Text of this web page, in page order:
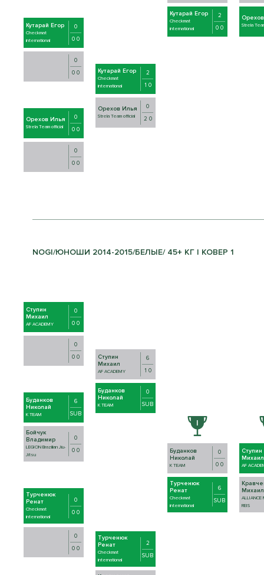
Кутарай Егор
Checkmat
international
0
0 0
0
0 0
Орехов Илья
Strela Team official
0
0 0
0
0 0
Кутарай Егор
Checkmat
international
2
1 0
Орехов Илья
Strela Team official
0
2 0
Кутарай Егор
Checkmat
international
2
0 0
Strela
NOGI/ЮНОШИ 2014-2015/БЕЛЫЕ/ 45+ КГ | КОВЕР 1
Ступин
Михаил
AF ACADEMY
0
0 0
0
0 0
Буданков
Николай
K TEAM
6
SUB
Бойчук
Владимир
LEGION Brazilian Jiu-
Jitsu
0
0 0
Турченюк
Ренат
Checkmat
international
0
0 0
0
0 0
Ступин
Михаил
AF ACADEMY
6
1 0
Буданков
Николай
K TEAM
0
SUB
Турченюк
Ренат
Checkmat
international
2
SUB
Буданков
Николай
K TEAM
0
0 0
Турченюк
Ренат
Checkmat
international
6
SUB
Ступин
Михаил
AF
Михаил
ALLIANCE
REIS